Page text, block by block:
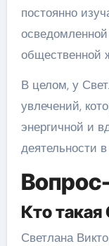
постоянно
общественной
В целом, у
увлечений,
энергичной и
деятельности
Кто такая
Светлана